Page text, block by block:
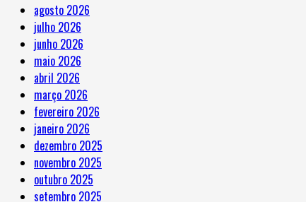
agosto 2026
julho 2026
junho 2026
maio 2026
abril 2026
março 2026
fevereiro 2026
janeiro 2026
dezembro 2025
novembro 2025
outubro 2025
setembro 2025